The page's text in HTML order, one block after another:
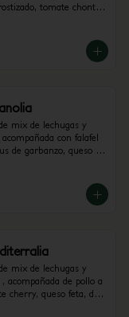
tomate chonto
mix de lechugas y
con falafel
de garbanzo, queso
vinagreta Libanesa.
mix de lechugas y
acompañada de pollo a
cherry, queso feta, dip